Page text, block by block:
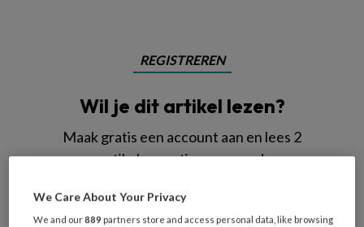
REGISTREREN
Wil je dit artikel lezen?
Maak gratis een account aan en lees 2
artikelen gratis per maand
Al een account of abonnement?
We Care About Your Privacy
We and our889 partners store and access personal data, like browsing